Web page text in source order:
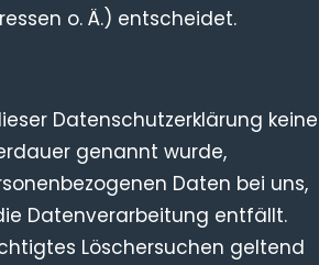
o. Ä.) entscheidet.
Datenschutzerklärung keine
genannt wurde,
Daten bei uns,
Datenverarbeitung entfällt.
Löschersuchen geltend